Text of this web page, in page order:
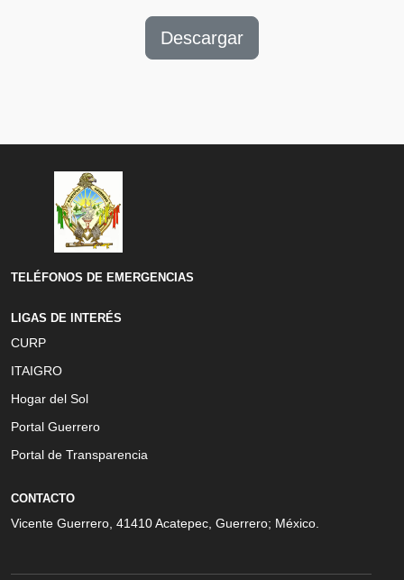
Descargar
TELÉFONOS DE EMERGENCIAS
LIGAS DE INTERÉS
CURP
ITAIGRO
Hogar del Sol
Portal Guerrero
Portal de Transparencia
CONTACTO
Vicente Guerrero, 41410 Acatepec, Guerrero; México.